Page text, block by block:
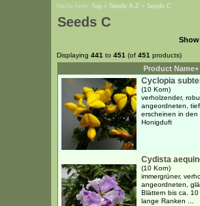
You're here: Top » Seeds A-Z » Seeds C
Seeds C
Displaying 441 to 451 (of 451 products)
Product Name+
Cyclopia
(10 Korn)
verholzender,
angeordneten,
erscheinen in den
Honigduft
Cydista
(10 Korn)
immergrüner,
angeordneten,
Blättern bis ca.
lange Ranken ...